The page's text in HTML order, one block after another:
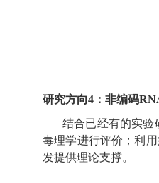
研究方向4：非编码
结合已经有的实验
毒理学进行评价；利
发提供理论支撑。